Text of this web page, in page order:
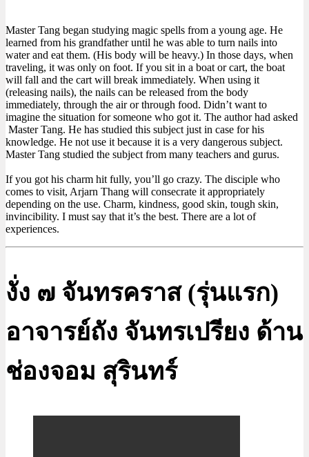
Master Tang began studying magic spells from a young age. He
learned from his grandfather until he was able to turn nails into
water and eat them. (His body will be heavy.) In those days, when
traveling, it was only on foot. If you sit in a boat or cart, the boat
will fall and the cart will break immediately. When using it
(releasing nails), the nails can be released from the body
immediately, through the air or through food. Didn’t want to
imagine the situation for someone who got it. The author had asked
Master Tang. He has studied this subject just in case for his
knowledge. He not use it because it is a very dangerous subject.
Master Tang studied the subject from many teachers and gurus.
If you got his charm hit fully, you’ll go crazy. The disciple who
comes to visit, Arjarn Thang will consecrate it appropriately
depending on the use. Charm, kindness, good skin, tough skin,
invincibility. I must say that it’s the best. There are a lot of
experiences.
งั่ง ๗ จันทรคราส (รุ่นแรก)
อาจารย์ถัง จันทรเปรียง ด้าน
ช่องจอม สุรินทร์